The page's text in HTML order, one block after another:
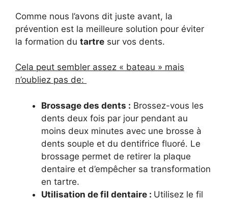
Comme nous l’avons dit juste avant, la
prévention est la meilleure solution pour éviter
la formation du tartre sur vos dents.
Cela peut sembler assez « bateau » mais
n’oubliez pas de:
Brossage des dents : Brossez-vous les
dents deux fois par jour pendant au
moins deux minutes avec une brosse à
dents souple et du dentifrice fluoré. Le
brossage permet de retirer la plaque
dentaire et d’empêcher sa transformation
en tartre.
Utilisation de fil dentaire : Utilisez le fil